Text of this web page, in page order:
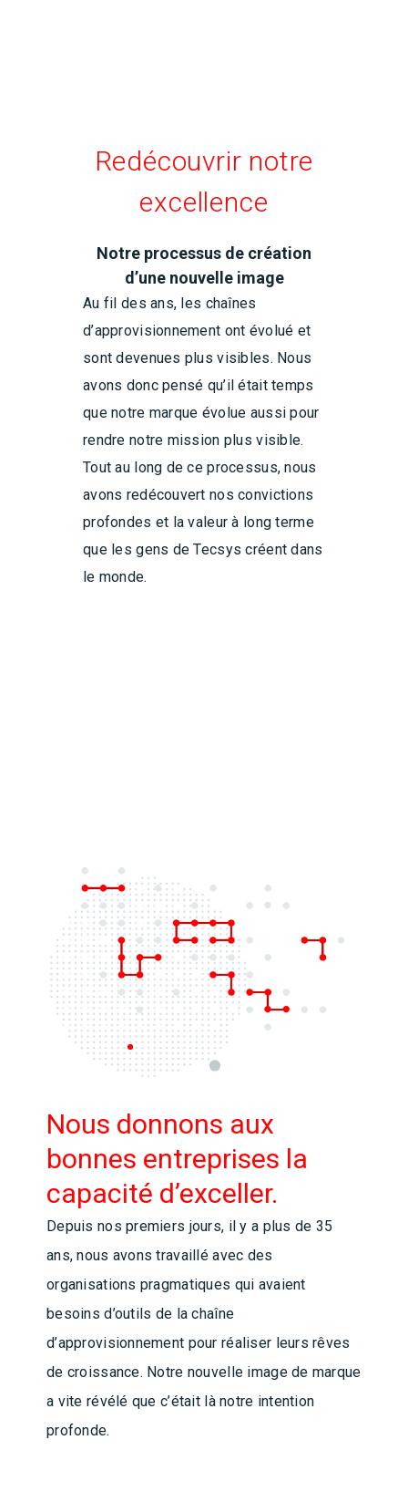
Redécouvrir notre
excellence
Notre processus de création
d’une nouvelle image
Au fil des ans, les chaînes
d’approvisionnement ont évolué et
sont devenues plus visibles. Nous
avons donc pensé qu’il était temps
que notre marque évolue aussi pour
rendre notre mission plus visible.
Tout au long de ce processus, nous
avons redécouvert nos convictions
profondes et la valeur à long terme
que les gens de Tecsys créent dans
le monde.
Nous donnons aux
bonnes entreprises la
capacité d’exceller.
Depuis nos premiers jours, il y a plus de 35
ans, nous avons travaillé avec des
organisations pragmatiques qui avaient
besoins d’outils de la chaîne
d’approvisionnement pour réaliser leurs rêves
de croissance. Notre nouvelle image de marque
a vite révélé que c’était là notre intention
profonde.